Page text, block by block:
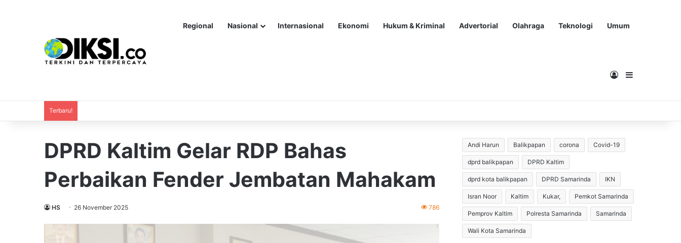
Regional Nasional Internasional Ekonomi Hukum & Kriminal Advertorial Olahraga Teknologi Umum
MasukSidebar
Terbaru!
DPRD Kaltim Gelar RDP Bahas
Perbaikan Fender Jembatan Mahakam
HS 26 November 2025 786
Andi Harun Balikpapan corona Covid-19
dprd balikpapan DPRD Kaltim
dprd kota balikpapan DPRD Samarinda IKN
Isran Noor Kaltim Kukar, Pemkot Samarinda
Pemprov Kaltim Polresta Samarinda Samarinda
Wali Kota Samarinda